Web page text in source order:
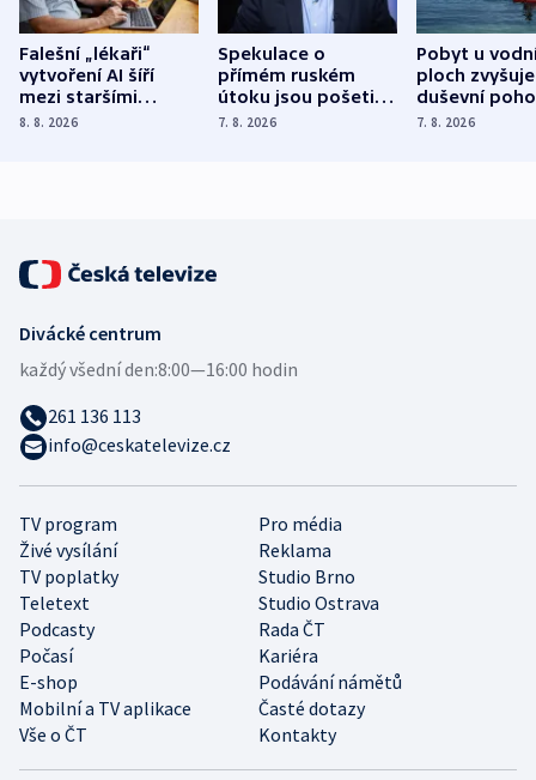
Falešní „lékaři“
vytvoření AI šíří
mezi staršími
Poláky nebezpečné
8. 8. 2026
Spekulace o
přímém ruském
útoku jsou pošetilé,
míní estonský
7. 8. 2026
Pobyt u
ploch zvyšuje
duševní
ukázala
7. 8. 2026
TV program
Pro média
Živé vysílání
Reklama
TV poplatky
Studio Brno
Teletext
Studio Ostrava
Podcasty
Rada ČT
Počasí
Kariéra
E-shop
Podávání námětů
Mobilní a TV aplikace
Časté dotazy
Vše o ČT
Kontakty
Divácké centrum
každý všední den:8:00—16:00 hodin
261 136 113
info@ceskatelevize.cz